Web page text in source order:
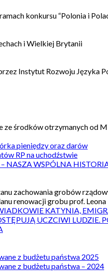
konkursu “Polonia i
i Wielkiej Brytanii
Instytut Rozwoju Języka
ze środków otrzymanych od
pieniędzy oraz darów
RP na uchodźstwie
NASZA WSPÓLNA
zachowania grobów
renowacji grobu prof.
KATYNIA,
UCZCIWI LUDZIE.
z budżetu państwa 2025
z budżetu państwa – 2024